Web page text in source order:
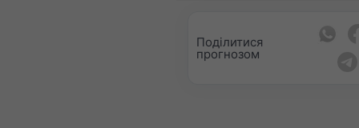
Поділитися
прогнозом